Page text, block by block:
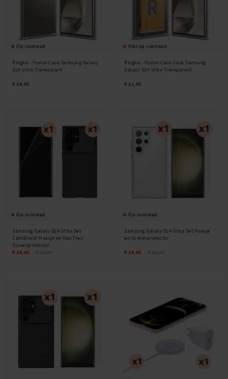
Op voorraad
Ringke - Fusion Case Samsung Galaxy
S24 Ultra Transparant
€ 19,95
Niet op voorraad
Ringke - Fusion Card Case Samsung
Galaxy S24 Ultra Transparant
€ 21,95
Op voorraad
Samsung Galaxy S24 Ultra Set
CamShield Hoesje en Neo Flex
Screenprotector
€ 29,95
Op voorraad
Samsung Galaxy S24 Ultra Set Hoesje
en Screenprotector
€ 19,95